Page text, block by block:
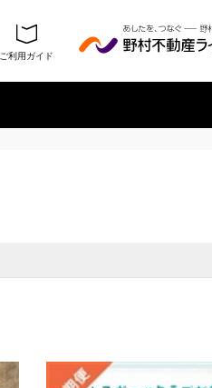
ご利用ガイド